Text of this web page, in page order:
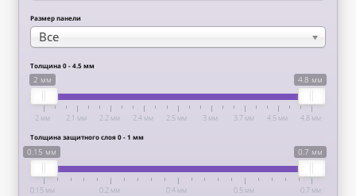
Размер панели
Все
Толщина 0 - 4.5 мм
2 мм 4.8 мм
2 мм 2.1 мм 2.2 мм 2.4 мм 2.5 мм 3 мм 3.7 мм 4.5 мм 4.8 мм
Толщина защитного слоя 0 - 1 мм
0.15 мм 0.7 мм
0.15 мм 0.2 мм 0.4 мм 0.5 мм 0.7 мм